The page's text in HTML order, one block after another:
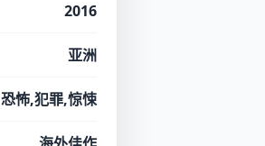
2016
亚洲
恐怖,犯罪,惊悚